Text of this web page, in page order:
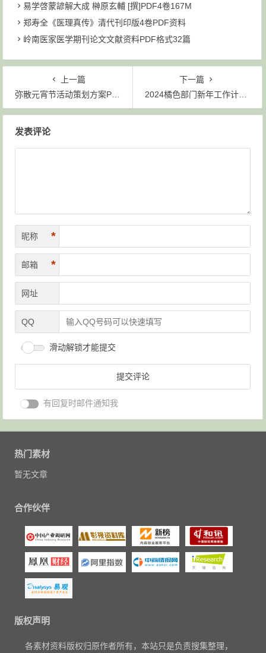
易学啓蒙諺解大成 榊原玄輔 [撰]PDF4卷167M
郑寿全《医理真传》清代刊印版4卷PDF资料
岭南医家医学期刊论文文献资料PDF格式32篇
上一篇
弥散元宵节活动策划方案PPT模板（含字体文件）
下一篇
2024橘色部门新年工作计划PPT模板
发表评论
昵称 *
邮箱 *
网址
QQ
滑动解锁才能提交
有回复时邮件通知我
热门素材
暂无文章
合作伙伴
版权声明
各素材资料版权归原作者所有，本站只是负责搜集整理，